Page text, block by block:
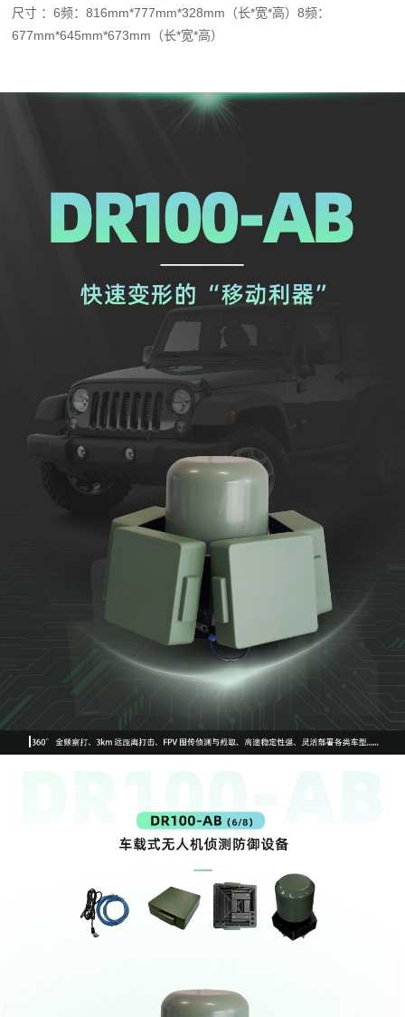
尺寸 ：6频：816mm*777mm*328mm（长*宽*高）8频：
677mm*645mm*673mm（长*宽*高）